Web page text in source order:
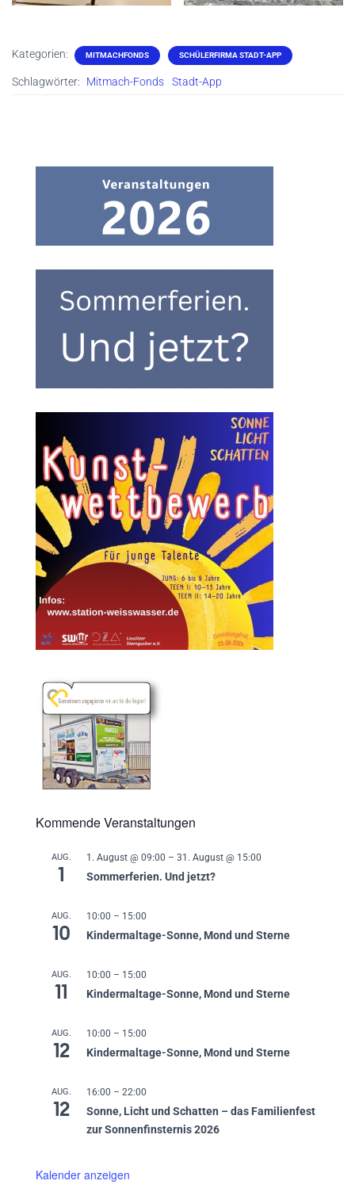
Kategorien: MITMACHFONDS SCHÜLERFIRMA STADT-APP
Schlagwörter: Mitmach-Fonds Stadt-App
Kommende Veranstaltungen
AUG.
1
1. August @ 09:00 – 31. August @ 15:00
Sommerferien. Und jetzt?
AUG.
10
10:00 – 15:00
Kindermaltage-Sonne, Mond und Sterne
AUG.
11
10:00 – 15:00
Kindermaltage-Sonne, Mond und Sterne
AUG.
12
10:00 – 15:00
Kindermaltage-Sonne, Mond und Sterne
AUG.
12
16:00 – 22:00
Sonne, Licht und Schatten – das Familienfest
zur Sonnenfinsternis 2026
Kalender anzeigen